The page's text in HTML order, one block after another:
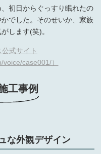
初日からぐっすり眠れたの
でした。そのせいか、家族
します(笑)。
式サイト
voice/case001/）
工事例
な外観デザイン